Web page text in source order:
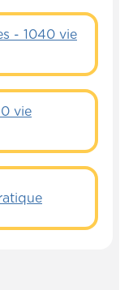
- 1040 vie
vie